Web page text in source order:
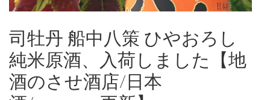
司牡丹 船中八策 ひやおろし
純米原酒、入荷しました【地
酒のさせ酒店/日本